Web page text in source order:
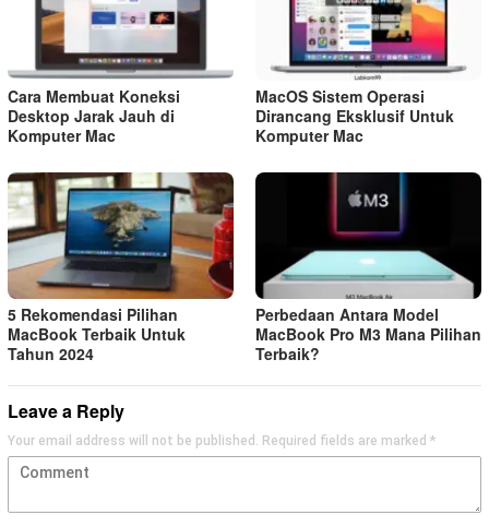
Cara Membuat Koneksi
Desktop Jarak Jauh di
Komputer Mac
MacOS Sistem Operasi
Dirancang Eksklusif Untuk
Komputer Mac
5 Rekomendasi Pilihan
MacBook Terbaik Untuk
Tahun 2024
Perbedaan Antara Model
MacBook Pro M3 Mana Pilihan
Terbaik?
Leave a Reply
Your email address will not be published. Required fields are marked *